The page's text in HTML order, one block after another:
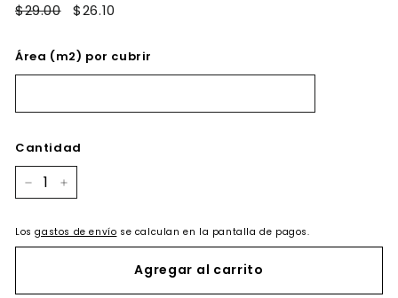
$29.00 $26.10
Área (m2) por cubrir
Cantidad
Losgastos de envío se calculan en la pantalla de pagos.
Agregar al carrito